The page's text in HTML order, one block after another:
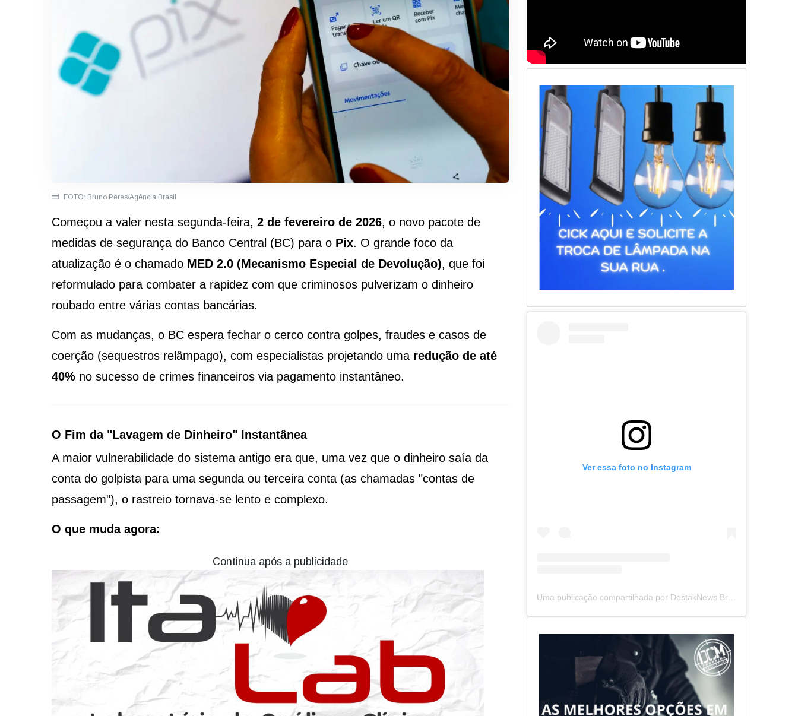
FOTO: Bruno Peres/Agência Brasil
Começou a valer nesta segunda-feira, 2 de fevereiro de 2026, o novo pacote de
medidas de segurança do Banco Central (BC) para o Pix. O grande foco da
atualização é o chamado MED 2.0 (Mecanismo Especial de Devolução), que foi
reformulado para combater a rapidez com que criminosos pulverizam o dinheiro
roubado entre várias contas bancárias.
Com as mudanças, o BC espera fechar o cerco contra golpes, fraudes e casos de
coerção (sequestros relâmpago), com especialistas projetando uma redução de até
40% no sucesso de crimes financeiros via pagamento instantâneo.
O Fim da "Lavagem de Dinheiro" Instantânea
A maior vulnerabilidade do sistema antigo era que, uma vez que o dinheiro saía da
conta do golpista para uma segunda ou terceira conta (as chamadas "contas de
passagem"), o rastreio tornava-se lento e complexo.
O que muda agora:
Continua após a publicidade
Ver essa foto no Instagram